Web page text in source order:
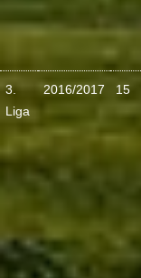
3.
Liga
2016/2017 15